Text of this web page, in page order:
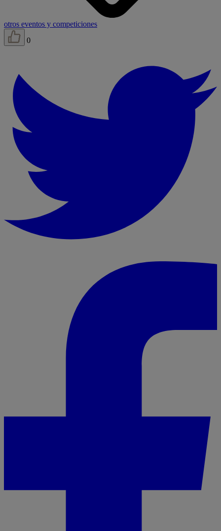
otros eventos y competiciones
0